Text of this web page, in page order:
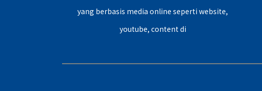
yang berbasis media online seperti website,
youtube, content di